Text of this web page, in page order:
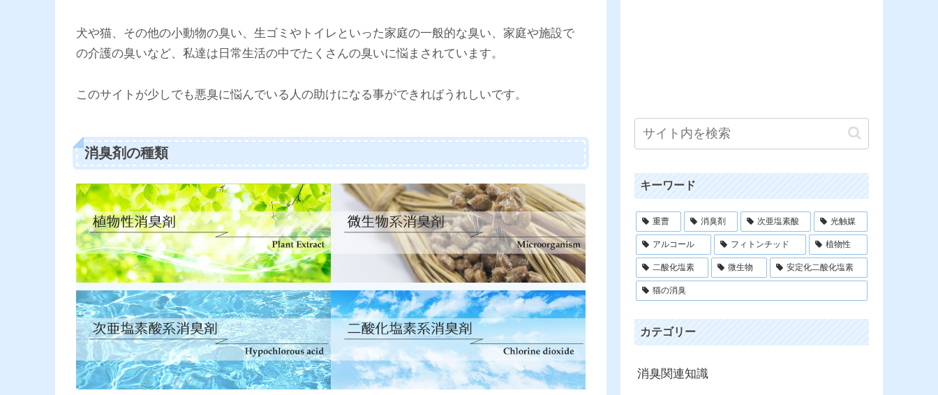
犬や猫、その他の小動物の臭い、生ゴミやトイレといった家庭の一般的な臭い、家庭や施設で
の介護の臭いなど、私達は日常生活の中でたくさんの臭いに悩まされています。
このサイトが少しでも悪臭に悩んでいる人の助けになる事ができればうれしいです。
消臭剤の種類
キーワード
重曹 消臭剤 次亜塩素酸 光触媒
アルコール フィトンチッド 植物性
二酸化塩素 微生物 安定化二酸化塩素
猫の消臭
カテゴリー
消臭関連知識